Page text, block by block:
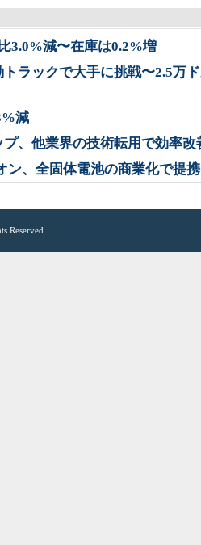
3.0%減〜在庫は0.2%増
ラックで大手に挑戦〜2.5万
減
、他業界の技術転用で効率改
ン、全固体電池の商業化で提携
Reserved